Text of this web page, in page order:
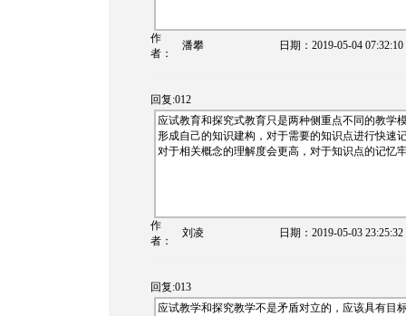
作
者：
潘攀 日期： 2019-05-04 07:32:10
回复:012
应试教育和探究式教育只是两种侧重点不同的教学
形成自己的知识建构，对于需要的知识点进行快速
对于相关概念的理解度会更高，对于知识点的记忆
作
者：
刘凌 日期： 2019-05-03 23:25:32
回复:013
应试教学和探究教学不是矛盾对立的，应该具有目